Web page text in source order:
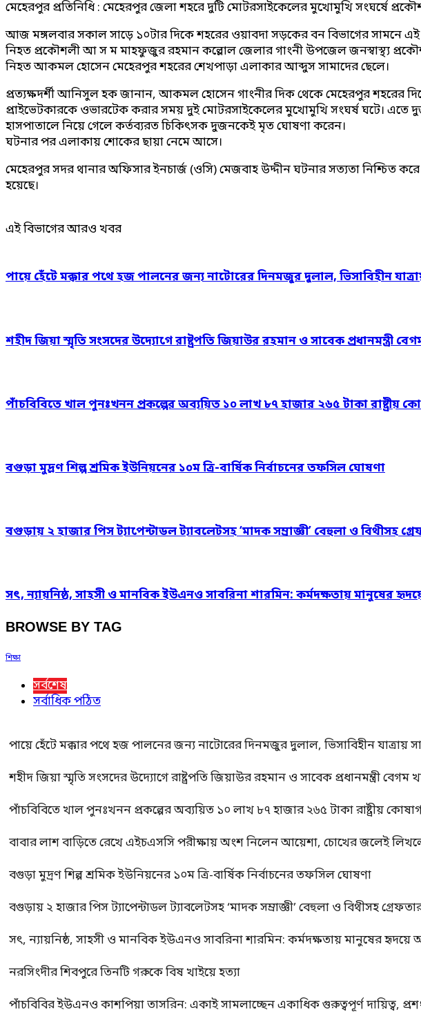
মেহেরপুর প্রতিনিধি : মেহেরপুর জেলা শহরে দুটি মোটরসাইকেলের মুখোমুখি
আজ মঙ্গলবার সকাল সাড়ে ১০টার দিকে শহরের ওয়াবদা সড়কের বন বিভাগের সামনে এই
নিহত প্রকৌশলী আ স ম মাহফুজুর রহমান কল্লোল জেলার গাংনী উপজেল জনস্বাস্থ্য
নিহত আকমল হোসেন মেহেরপুর শহরের শেখপাড়া এলাকার আব্দুস সামাদের ছেলে।
প্রত্যক্ষদর্শী আনিসুল হক জানান, আকমল হোসেন গাংনীর দিক থেকে মেহেরপুর শহরের
প্রাইভেটকারকে ওভারটেক করার সময় দুই মোটরসাইকেলের মুখোমুখি সংঘর্ষ ঘটে। এতে
হাসপাতালে নিয়ে গেলে কর্তব্যরত চিকিৎসক দুজনকেই মৃত ঘোষণা করেন।
ঘটনার পর এলাকায় শোকের ছায়া নেমে আসে।
মেহেরপুর সদর থানার অফিসার ইনচার্জ (ওসি) মেজবাহ উদ্দীন ঘটনার সত্যতা নিশ্চিত
হয়েছে।
এই বিভাগের আরও খবর
পায়ে হেঁটে মক্কার পথে হজ পালনের জন্য নাটোরের দিনমজুর দুলাল, ভিসাবিহীন
শহীদ জিয়া স্মৃতি সংসদের উদ্যোগে রাষ্ট্রপতি জিয়াউর রহমান ও সাবেক প্রধানমন্ত্রী
পাঁচবিবিতে খাল পুনঃখনন প্রকল্পের অব্যয়িত ১০ লাখ ৮৭ হাজার ২৬৫ টাকা রাষ্ট্রীয়
বগুড়া মুদ্রণ শিল্প শ্রমিক ইউনিয়নের ১০ম ত্রি-বার্ষিক নির্বাচনের তফসিল ঘোষণা
বগুড়ায় ২ হাজার পিস ট্যাপেন্টাডল ট্যাবলেটসহ ‘মাদক সম্রাজ্ঞী’ বেহুলা ও বিথীসহ
সৎ, ন্যায়নিষ্ঠ, সাহসী ও মানবিক ইউএনও সাবরিনা শারমিন: কর্মদক্ষতায় মানুষের
BROWSE BY TAG
শিক্ষা
সর্বশেষ
সর্বাধিক পঠিত
পায়ে হেঁটে মক্কার পথে হজ পালনের জন্য নাটোরের দিনমজুর দুলাল, ভিসাবিহীন যাত্রায়
শহীদ জিয়া স্মৃতি সংসদের উদ্যোগে রাষ্ট্রপতি জিয়াউর রহমান ও সাবেক প্রধানমন্ত্রী
পাঁচবিবিতে খাল পুনঃখনন প্রকল্পের অব্যয়িত ১০ লাখ ৮৭ হাজার ২৬৫ টাকা রাষ্ট্রীয়
বাবার লাশ বাড়িতে রেখে এইচএসসি পরীক্ষায় অংশ নিলেন আয়েশা, চোখের জলেই
বগুড়া মুদ্রণ শিল্প শ্রমিক ইউনিয়নের ১০ম ত্রি-বার্ষিক নির্বাচনের তফসিল ঘোষণা
বগুড়ায় ২ হাজার পিস ট্যাপেন্টাডল ট্যাবলেটসহ ‘মাদক সম্রাজ্ঞী’ বেহুলা ও বিথীসহ
সৎ, ন্যায়নিষ্ঠ, সাহসী ও মানবিক ইউএনও সাবরিনা শারমিন: কর্মদক্ষতায় মানুষের
নরসিংদীর শিবপুরে তিনটি গরুকে বিষ খাইয়ে হত্যা
পাঁচবিবির ইউএনও কাশপিয়া তাসরিন: একাই সামলাচ্ছেন একাধিক গুরুত্বপূর্ণ দায়িত্ব,